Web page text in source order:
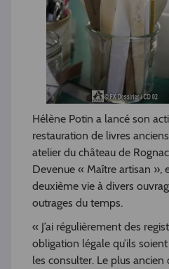
Hélène Potin a lancé son
restauration de livres
atelier du château de
Devenue « Maître artisan »,
deuxième vie à divers
outrages du temps.
« J’ai régulièrement des
obligation légale qu’ils
les consulter. Le plus ancien